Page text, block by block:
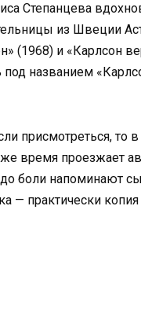
Степанцева
из Швеции
(1968) и «Карлсон
названием
присмотреться, то
время проезжает
боли напоминают
— практически